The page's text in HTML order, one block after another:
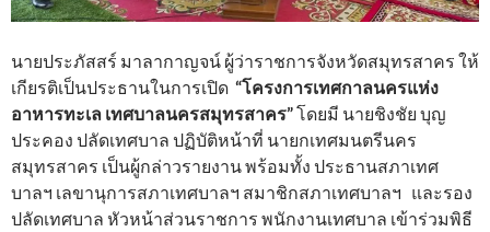
นายประภัสสร์ มาลากาญจน์ ผู้ว่าราชการจังหวัดสมุทรสาคร ให้
เกียรติเป็นประธานในการเปิด “โครงการเทศกาลนครแห่ง
อาหารทะเล เทศบาลนครสมุทรสาคร”โดยมี นายชิงชัย บุญ
ประคอง ปลัดเทศบาล ปฏิบัติหน้าที่ นายกเทศมนตรีนคร
สมุทรสาคร เป็นผู้กล่าวรายงาน พร้อมทั้ง ประธานสภาเทศ
บาลฯ เลขานุการสภาเทศบาลฯ สมาชิกสภาเทศบาลฯ และรอง
ปลัดเทศบาล หัวหน้าส่วนราชการ พนักงานเทศบาล เข้าร่วมพิธี